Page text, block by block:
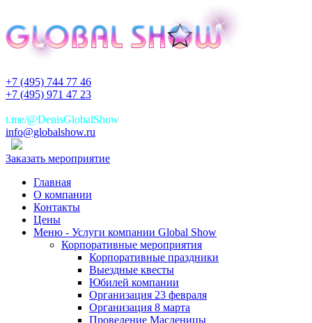
+7 (495) 744 77 46
+7 (495) 971 47 23
t.me/@DenisGlobalShow
info@globalshow.ru
Заказать мероприятие
Главная
О компании
Контакты
Цены
Меню - Услуги компании Global Show
Корпоративные мероприятия
Корпоративные праздники
Выездные квесты
Юбилей компании
Организация 23 февраля
Организация 8 марта
Проведение Масленицы